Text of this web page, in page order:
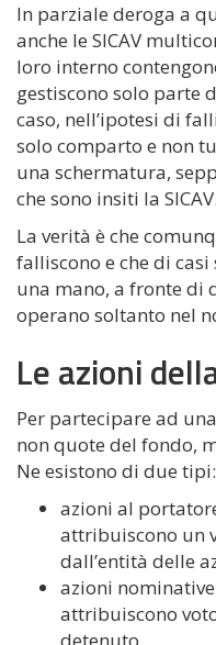
In parziale deroga a
anche le SICAV
loro interno
gestiscono solo parte
caso, nell’ipotesi di
solo comparto e non
una schermatura,
che sono insiti la SICAV.
La verità è che
falliscono e che di
una mano, a fronte di
operano soltanto nel
Le azioni
Per partecipare ad
non quote del fondo,
Ne esistono di due tipi:
azioni al
attribuiscono un
dall’entità delle
azioni
attribuiscono